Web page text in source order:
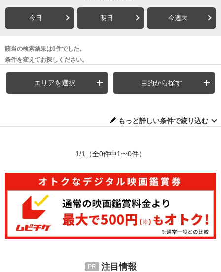
今日 明日 今週末
該当の検索結果は0件でした。
条件を変えてお探しください。
エリアを選択 目的から探す
もっと詳しい条件で絞り込む
1/1 （全0件中1〜0件）
注目情報